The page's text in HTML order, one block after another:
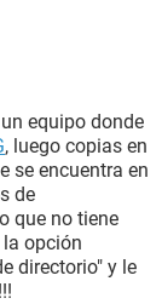
equipo donde
, luego copias en
se encuentra en
de
que no tiene
la opción
directorio" y le